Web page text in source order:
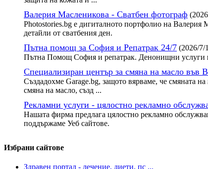
Валерия Масленикова - Сватбен фотограф
Photostories.bg е дигиталното портфолио на
детайли от сватбения ден.
Пътна помощ за София и Репатрак 24/7 (2026/7/
Пътна Помощ София и репатрак. Денонищни услуги
Специализиран център за смяна на масло във
Създадохме Garage.bg, защото вярваме, че смяната
смяна на масло, създ ...
Рекламни услуги - цялостно рекламно
Нашата фирма предлага цялостно рекламно
поддържаме Уеб сайтове.
Избрани сайтове
Здравен портал - лечение, диети, пс ...